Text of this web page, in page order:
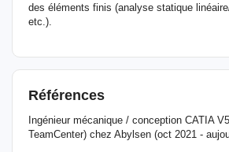
des éléments finis (analyse statique
etc.).
Références
Ingénieur mécanique / conception CATIA
TeamCenter) chez Abylsen (oct 2021 -